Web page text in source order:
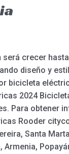
será crecer
diseño y
bicicleta
2024
Para obtener
Rooder
Santa
Armenia,